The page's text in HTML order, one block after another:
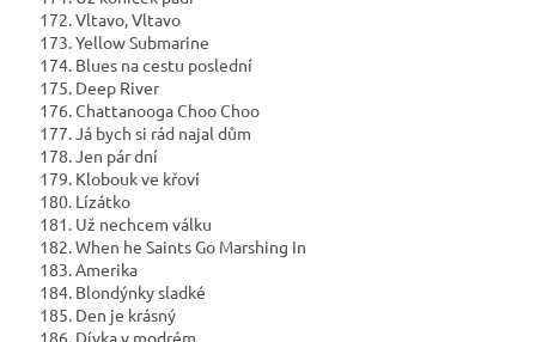
172. Vltavo, Vltavo
173. Yellow Submarine
174. Blues na cestu poslední
175. Deep River
176. Chattanooga Choo Choo
177. Já bych si rád najal dům
178. Jen pár dní
179. Klobouk ve křoví
180. Lízátko
181. Už nechcem válku
182. When he Saints Go Marshing In
183. Amerika
184. Blondýnky sladké
185. Den je krásný
186. Dívka v modrém